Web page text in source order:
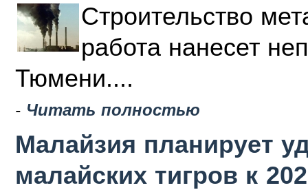
Строительство
работа нанесет
Тюмени....
- Читать полностью
Малайзия планирует
малайских тигров к